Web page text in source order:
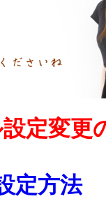
定変更
定方法